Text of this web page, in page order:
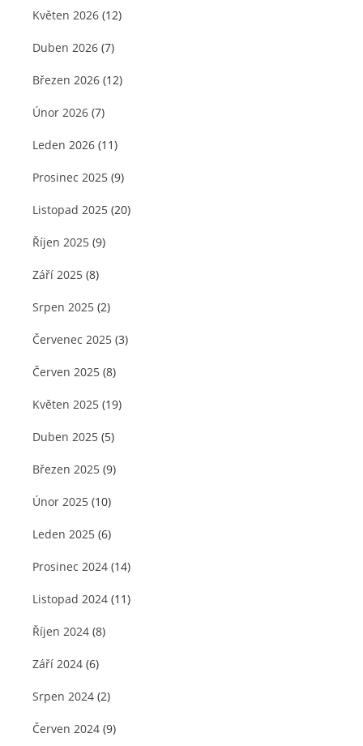
Květen 2026 (12)
Duben 2026 (7)
Březen 2026 (12)
Únor 2026 (7)
Leden 2026 (11)
Prosinec 2025 (9)
Listopad 2025 (20)
Říjen 2025 (9)
Září 2025 (8)
Srpen 2025 (2)
Červenec 2025 (3)
Červen 2025 (8)
Květen 2025 (19)
Duben 2025 (5)
Březen 2025 (9)
Únor 2025 (10)
Leden 2025 (6)
Prosinec 2024 (14)
Listopad 2024 (11)
Říjen 2024 (8)
Září 2024 (6)
Srpen 2024 (2)
Červen 2024 (9)